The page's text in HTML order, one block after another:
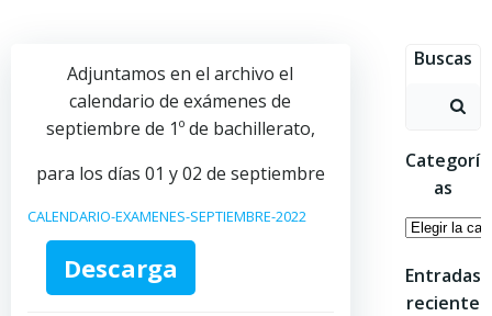
contenido
Adjuntamos en el archivo el
calendario de exámenes de
septiembre de 1º de bachillerato,
para los días 01 y 02 de septiembre
CALENDARIO-EXAMENES-SEPTIEMBRE-2022
Descarga
Buscas
Buscar:
Categorí
as
Entradas
reciente